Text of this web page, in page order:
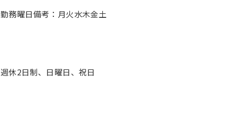
週休2日制、日曜日、祝日